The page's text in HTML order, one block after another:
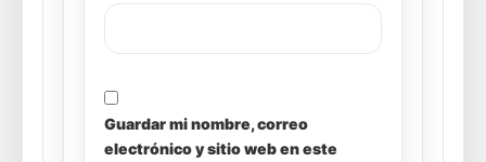
Guardar mi nombre, correo
electrónico y sitio web en este